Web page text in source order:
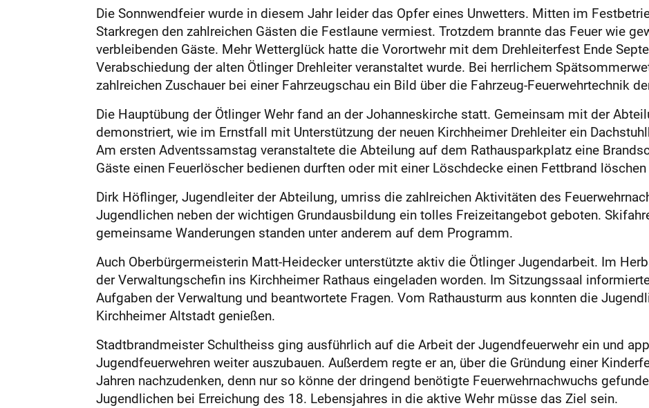
Die Sonnwendfeier wurde in diesem Jahr leider das Opfer eines Unwetters. Mitten im
Starkregen den zahlreichen Gästen die Festlaune vermiest. Trotzdem brannte das Feuer wie
verbleibenden Gäste. Mehr Wetterglück hatte die Vorortwehr mit dem Drehleiterfest Ende
Verabschiedung der alten Ötlinger Drehleiter veranstaltet wurde. Bei herrlichem
zahlreichen Zuschauer bei einer Fahrzeugschau ein Bild über die Fahrzeug-Feuerwehrtechnik
Die Hauptübung der Ötlinger Wehr fand an der Johanneskirche statt. Gemeinsam mit der
demonstriert, wie im Ernstfall mit Unterstützung der neuen Kirchheimer Drehleiter ein
Am ersten Adventssamstag veranstaltete die Abteilung auf dem Rathausparkplatz eine
Gäste einen Feuerlöscher bedienen durften oder mit einer Löschdecke einen Fettbrand
Dirk Höflinger, Jugendleiter der Abteilung, umriss die zahlreichen Aktivitäten des
Jugendlichen neben der wichtigen Grundausbildung ein tolles Freizeitangebot geboten.
gemeinsame Wanderungen standen unter anderem auf dem Programm.
Auch Oberbürgermeisterin Matt-­Heidecker unterstützte aktiv die ­Ötlinger Jugendarbeit. Im
der Verwaltungschefin ins Kirchheimer Rathaus eingeladen worden. Im Sitzungssaal
Aufgaben der Verwaltung und beantwortete Fragen. Vom Rathausturm aus konnten die
Kirchheimer Altstadt genießen.
Stadtbrandmeister Schultheiss ging ausführlich auf die Arbeit der Jugendfeuerwehr ein und
Jugendfeuerwehren weiter auszubauen. Außerdem regte er an, über die Gründung einer
Jahren nachzudenken, denn nur so könne der dringend benötigte Feuerwehrnachwuchs
Jugendlichen bei Erreichung des 18. Lebensjahres in die aktive Wehr müsse das Ziel sein.